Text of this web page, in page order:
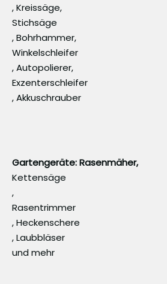
, Kreissäge,
Stichsäge
, Bohrhammer,
Winkelschleifer
, Autopolierer,
Exzenterschleifer
, Akkuschrauber
Gartengeräte: Rasenmäher,
Kettensäge
,
Rasentrimmer
, Heckenschere
, Laubbläser
und mehr